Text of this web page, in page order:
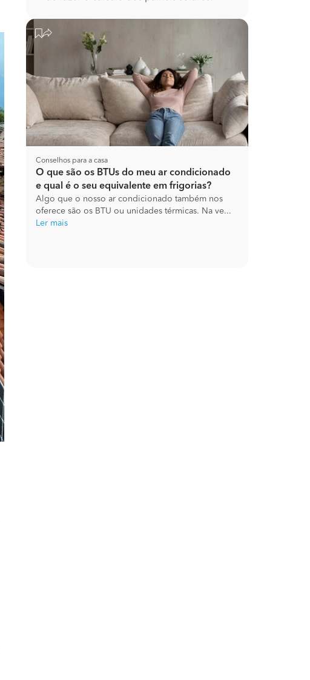
Conselhos para a casa
O que são os BTUs do meu ar condicionado
e qual é o seu equivalente em frigorias?
Algo que o nosso ar condicionado também nos
oferece são os BTU ou unidades térmicas. Na ve...
Ler mais